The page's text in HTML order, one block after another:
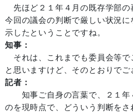
先ほど２１年４月の既存学部の
今回の議会の判断で厳しい状況
示したということですね。
知事：
それは、これまでも委員会等で
と思いますけど、そのとおりでご
記者：
知事ご自身の言葉で、２１年
のを現時点で、どういう判断をさ